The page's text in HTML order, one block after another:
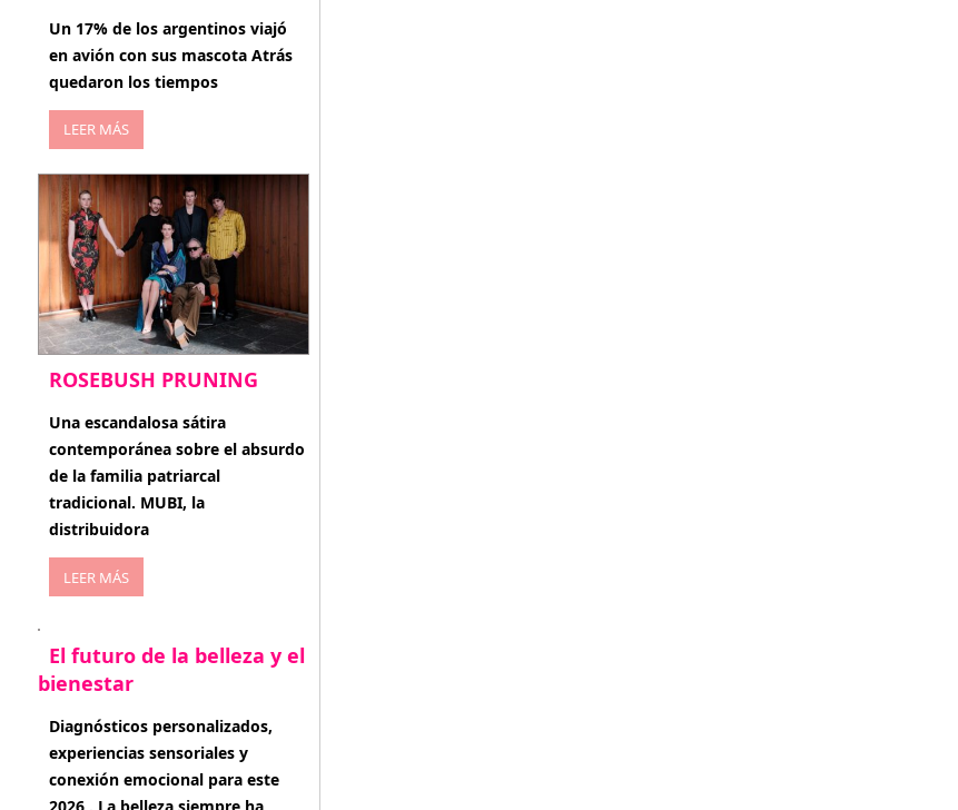
abril 27, 2026
Un 17% de los argentinos viajó
en avión con sus mascota Atrás
quedaron los tiempos
LEER MÁS
ROSEBUSH PRUNING
enero 20, 2026
Una escandalosa sátira
contemporánea sobre el absurdo
de la familia patriarcal
tradicional. MUBI, la
distribuidora
LEER MÁS
El futuro de la belleza y el
bienestar
enero 15, 2026
Diagnósticos personalizados,
experiencias sensoriales y
conexión emocional para este